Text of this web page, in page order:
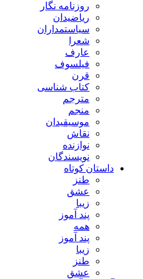
روزنامه نگار
ریاضیدان
سیاستمداران
شعرا
عارف
فیلسوف
قرن
کتاب شناسی
مترجم
منجم
موسیقیدان
نقاش
نوازنده
نویسندگان
داستان کوتاه
طنز
عشق
زیبا
پند آموز
همه
پند آموز
زیبا
طنز
عشق